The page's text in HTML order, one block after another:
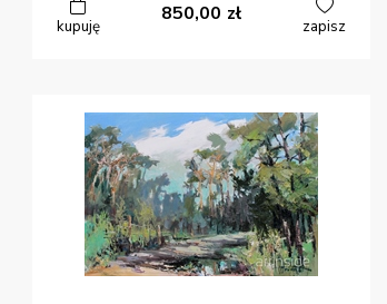
kupuję
850,00 zł
zapisz